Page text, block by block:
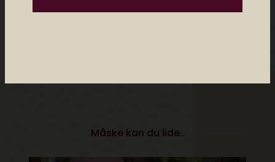
Twitter og på Instagram.
Måske kan du lide..